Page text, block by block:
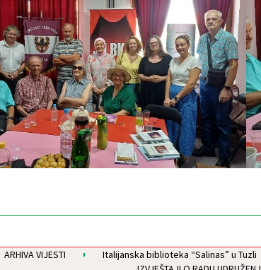
ARHIVA VIJESTI Italijanska biblioteka “Salinas” u Tuzli